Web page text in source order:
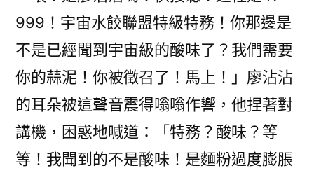
999！宇宙水餃聯盟特級特務！你那邊是
不是已經聞到宇宙級的酸味了？我們需要
你的蒜泥！你被徵召了！馬上！」廖沾沾
的耳朵被這聲音震得嗡嗡作響，他捏著對
講機，困惑地喊道：「特務？酸味？等
等！我聞到的不是酸味！是麵粉過度膨脹